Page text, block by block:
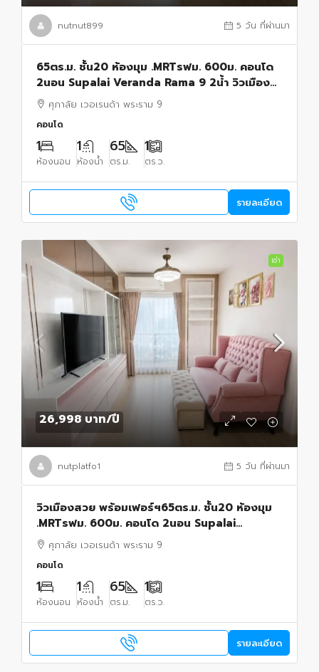
nutnut899 5 วัน ที่ผ่านมา
65ตร.ม. ชั้น20 ห้องมุม .MRTรฟม. 600ม. คอนโด
2นอน Supalai Veranda Rama 9 2น้ำ วิวเมือง
สวย พร้อมเฟอร์ฯ
ศุภาลัย เวอเรนด้า พระราม 9
คอนโด
1
ห้องนอน
1
ห้องน้ำ
65
ตร.ม.
1
ตร.ว.
รายละเอียด
เช่า
26,998 บาท/ปี
nutplatfo1 5 วัน ที่ผ่านมา
วิวเมืองสวย พร้อมเฟอร์ฯ65ตร.ม. ชั้น20 ห้องมุม
.MRTรฟม. 600ม. คอนโด 2นอน Supalai
Veranda Rama 9 2น้ำ
ศุภาลัย เวอเรนด้า พระราม 9
คอนโด
1
ห้องนอน
1
ห้องน้ำ
65
ตร.ม.
1
ตร.ว.
รายละเอียด